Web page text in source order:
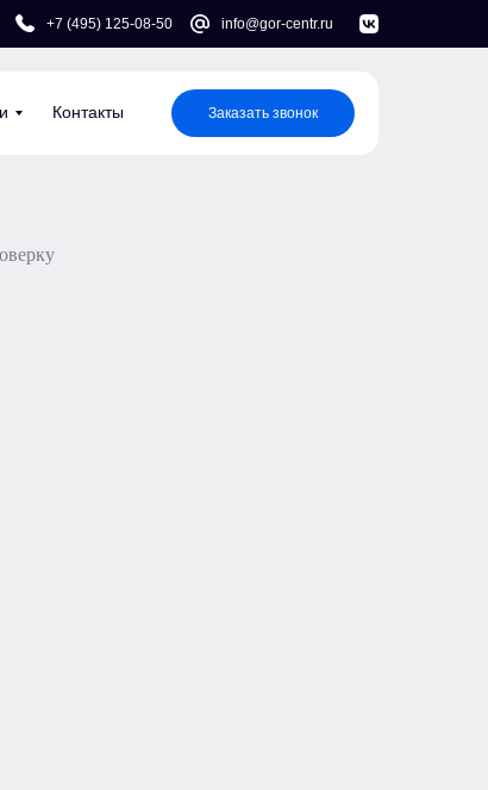
info@gor-centr.ru
+7 (495) 125-08-50
Контакты Заказать звонок